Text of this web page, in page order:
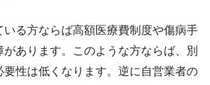
いる方ならば高額医療費制度や傷病手
あります。このような方ならば、別
要性は低くなります。逆に自営業者の